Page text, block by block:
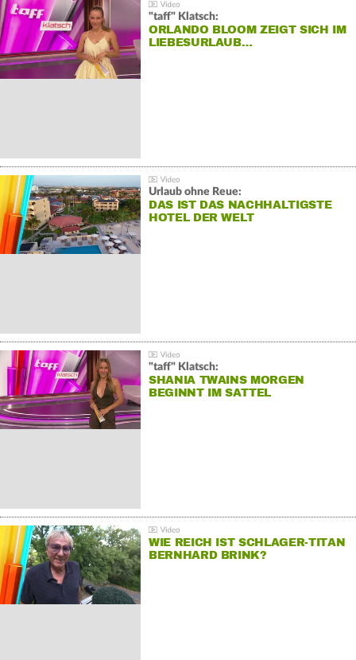
"taff" Klatsch:
ORLANDO BLOOM ZEIGT SICH IM
LIEBESURLAUB…
Urlaub ohne Reue:
DAS IST DAS NACHHALTIGSTE
HOTEL DER WELT
"taff" Klatsch:
SHANIA TWAINS MORGEN
BEGINNT IM SATTEL
WIE REICH IST SCHLAGER-TITAN
BERNHARD BRINK?